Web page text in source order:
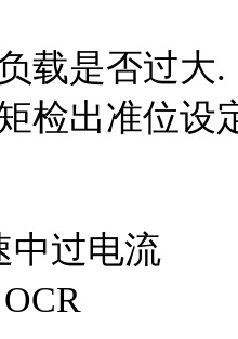
载是否过大.
出准位设
过电流